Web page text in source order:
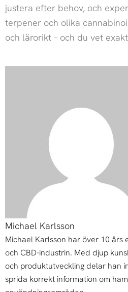
justera efter behov, och
terpener och olika
och lärorikt – och du vet
Michael Karlsson
Michael Karlsson har över 10 års
och CBD-industrin. Med djup
och produktutveckling delar han
sprida korrekt information om